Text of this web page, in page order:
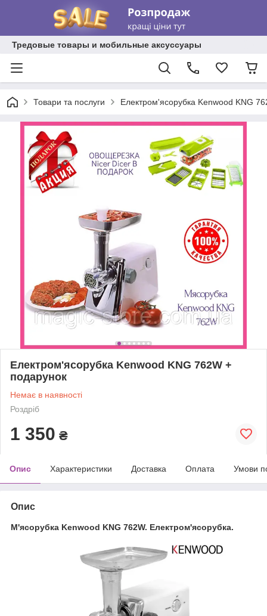
Тредовые товары и мобильные аксуссуары
Товари та послуги Електром'ясорубка Kenwood KNG
Електром'ясорубка Kenwood KNG 762W +
подарунок
Немає в наявності
Роздріб
1 350 ₴
Опис Характеристики Доставка Оплата Умови
Опис
М'ясорубка Kenwood KNG 762W. Електром'ясорубка.